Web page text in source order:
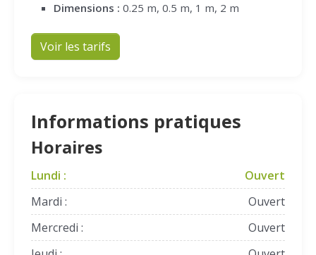
Dimensions : 0.25 m, 0.5 m, 1 m, 2 m
Voir les tarifs
Informations pratiques
Horaires
Lundi :
Ouvert
Mardi :
Ouvert
Mercredi :
Ouvert